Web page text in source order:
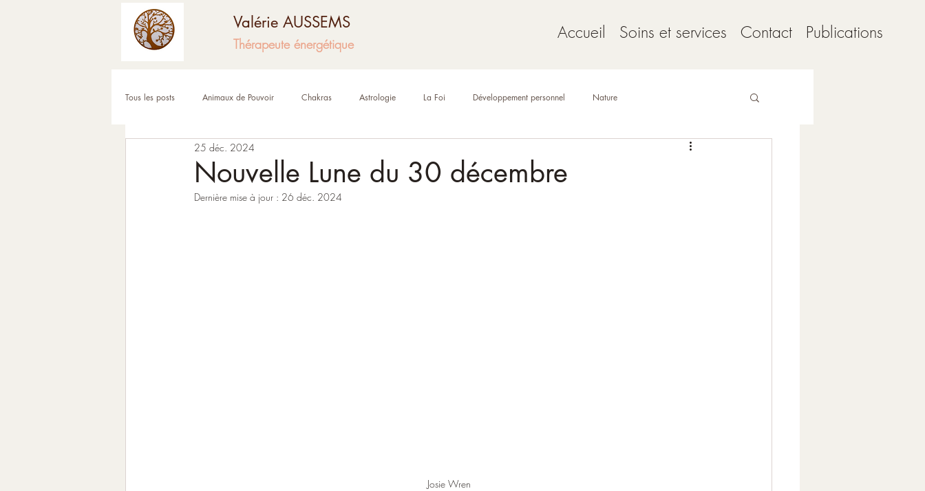
Valérie AUSSEMS
Thérapeute énergétique
Accueil Soins et services Contact Publications
Tous les posts Animaux de Pouvoir Chakras Astrologie La Foi Développement personnel Nature
Fêtes et moments de l'année
Nouvelle Lune du 30 décembre
25 déc. 2024
Dernière mise à jour : 26 déc. 2024
Josie Wren